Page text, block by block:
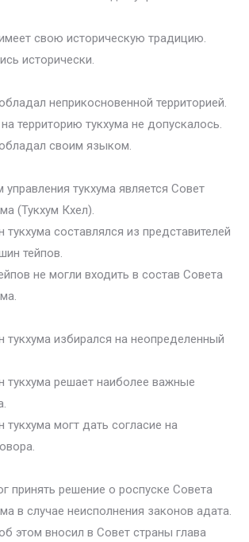
свою историческую традицию.
исторически.
неприкосновенной территорией.
территорию тукхума не допускалось.
своим языком.
тукхума является Совет
(Тукхум Кхел).
тукхума составлялся из представителей
тейпов.
не могли входить в состав Совета
тукхума избирался на неопределенный
тукхума решает наиболее важные
тукхума могт дать согласие на
принять решение о роспуске Совета
в случае неисполнения законов адата.
этом вносил в Совет страны глава